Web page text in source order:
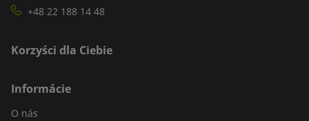
+48 22 188 14 48
Korzyści dla Ciebie
Informácie
O nás